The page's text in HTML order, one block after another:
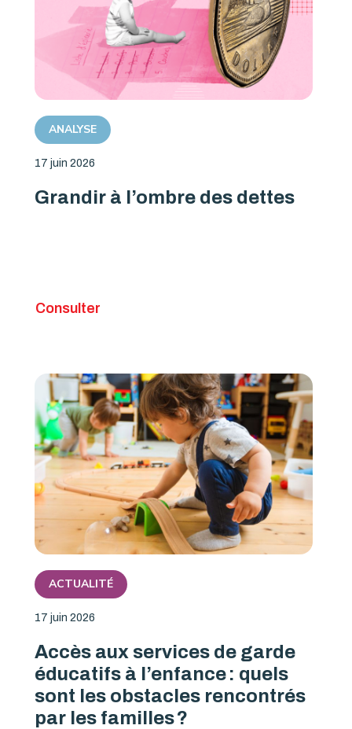
ANALYSE
17 juin 2026
Grandir à l’ombre des dettes
Consulter
ACTUALITÉ
17 juin 2026
Accès aux services de garde
éducatifs à l’enfance : quels
sont les obstacles rencontrés
par les familles ?